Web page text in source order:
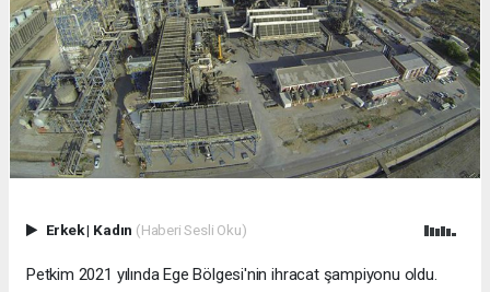
Erkek| Kadın (Haberi Sesli Oku)
Petkim 2021 yılında Ege Bölgesi'nin ihracat şampiyonu oldu.